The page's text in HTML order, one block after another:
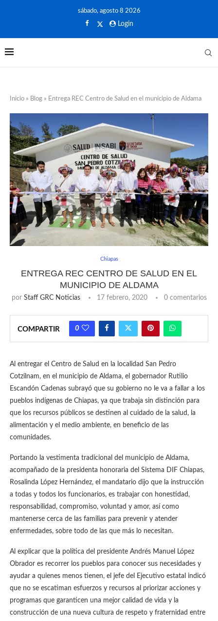
sábado, agosto 8 2026
Login
Inicio » Blog » Entrega REC Centro de Salud en el municipio de Aldama
Chiapas
ENTREGA REC CENTRO DE SALUD EN EL
MUNICIPIO DE ALDAMA
por Staff GRC Noticias 17 febrero, 2020 0 comentarios
COMPARTIR 0
Al entregar el Centro de Salud en la localidad San Pedro
Cotzilnam, en el municipio de Aldama, el gobernador Rutilio
Escandón Cadenas subrayó que su gobierno no le va a fallar a los
pueblos indígenas de Chiapas, ya que trabaja sin distinción para
que los recursos públicos se destinen al cuidado de la salud, la
alimentación y el medio ambiente, en beneficio de las
comunidades.
Portando la vestimenta tradicional del municipio de Aldama,
acompañado de la presidenta honoraria del Sistema DIF Chiapas,
Rosalinda López Hernández, el mandatario dijo que la instrucción
a todas y todos los funcionarios, es trabajar con honestidad,
responsabilidad, compromiso, voluntad y amor, así como
mantenerse cerca de las familias para prevenir y atender
enfermedades, sobre todo de las que más lo necesitan.
Al explicar que la política del presidente Andrés Manuel López
Obrador es recorrer los pueblos para conocer sus necesidades y
ayudar a quienes menos tienen, el jefe del Ejecutivo estatal indicó
que no se escatiman esfuerzos y recursos al priorizar acciones y
programas que garanticen una mejor calidad de vida y la
construcción de una nueva cultura de respeto y fraternidad entre